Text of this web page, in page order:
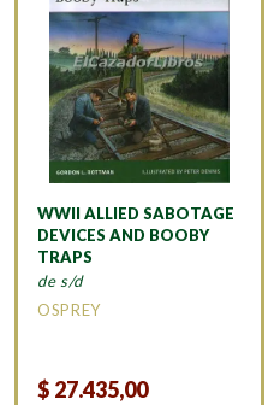
WWII ALLIED SABOTAGE
DEVICES AND BOOBY
TRAPS
de s/d
OSPREY
$ 27.435,00